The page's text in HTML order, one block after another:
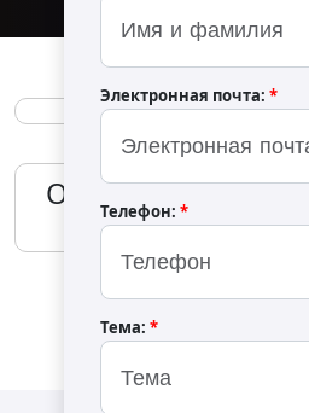
Previous
OS-0000 Paletli
Электронная почта: *
Телефон: *
Тема: *